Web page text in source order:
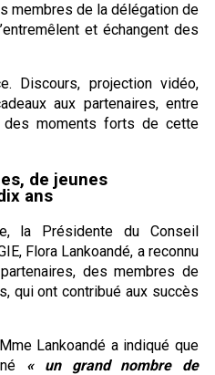
membres de la délégation de
et échangent des
Discours, projection vidéo,
aux partenaires, entre
des moments forts de cette
de jeunes
ans
la Présidente du Conseil
Flora Lankoandé, a reconnu
des membres de
qui ont contribué aux succès
Lankoandé a indiqué que
« un grand nombre de